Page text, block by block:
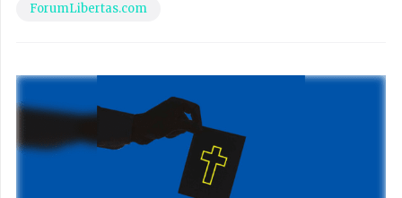
ForumLibertas.com